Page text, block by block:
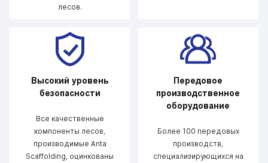
лесов.
Высокий уровень
безопасности
Все качественные
компоненты лесов,
производимые Anta
Scaffolding, оцинкованы
Передовое
производственное
оборудование
Более 100 передовых
производств,
специализирующихся на